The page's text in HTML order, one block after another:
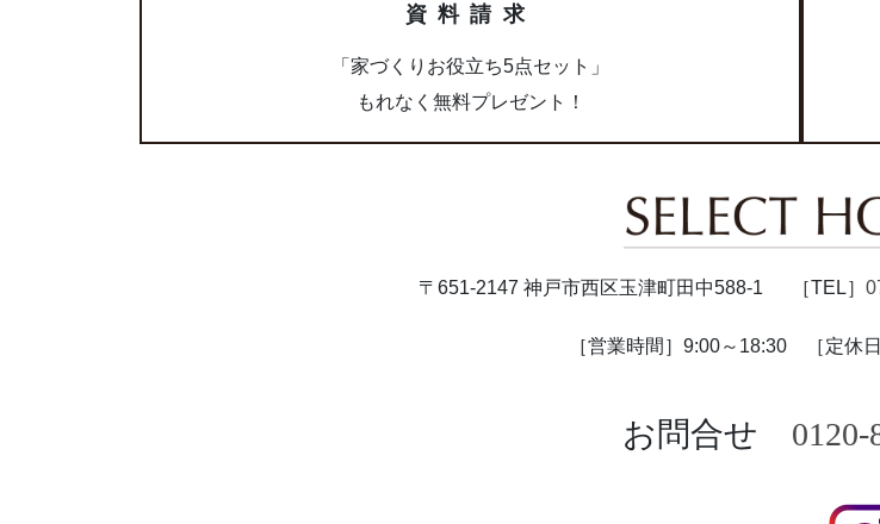
資料請求
「家づくりお役立ち5点セット」
もれなく無料プレゼント！
〒651-2147 神戸市西区玉津町田中588-1 ［TEL］
［営業時間］9:00～18:30 ［定休
お問合せ 0120-